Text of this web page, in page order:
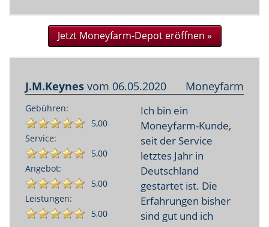
Jetzt Moneyfarm-Depot eröffnen »
J.M.Keynes vom 06.05.2020 Moneyfarm
Gebühren:
5,00
Service:
5,00
Angebot:
5,00
Leistungen:
5,00
Ich bin ein
Moneyfarm-Kunde,
seit der Service
letztes Jahr in
Deutschland
gestartet ist. Die
Erfahrungen bisher
sind gut und ich